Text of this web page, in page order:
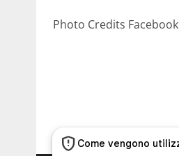
Photo Credits Facebook